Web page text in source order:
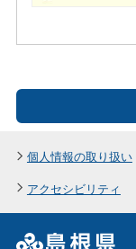
個人情報の取り扱い
アクセシビリティ